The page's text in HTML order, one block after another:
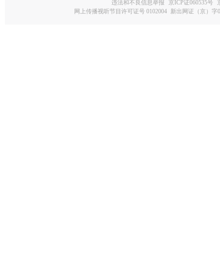
违法和不良信息举报 京ICP证060535号
网上传播视听节目许可证号 0102004 新出网证（京）